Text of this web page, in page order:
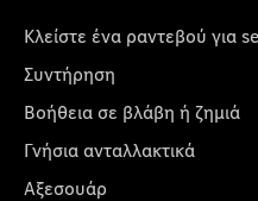
Κλείστε ένα ραντεβού για
Συντήρηση
Βοήθεια σε βλάβη ή ζημιά
Γνήσια ανταλλακτικά
Αξεσουάρ